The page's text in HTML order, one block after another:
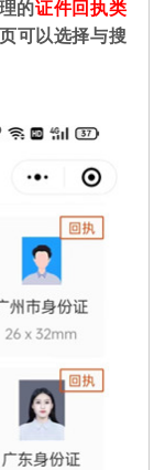
的证件回执类
页可以选择与搜